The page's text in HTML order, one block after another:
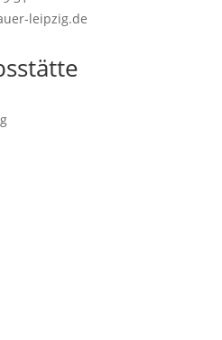
leipzig.de